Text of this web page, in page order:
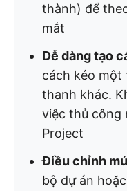
thành) để
mắt
Dễ dàng tạo
cách kéo một
thanh khác.
việc thủ công
Project
Điều chỉnh
bộ dự án